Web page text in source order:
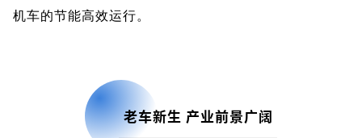
机车的节能高效运行。
老车新生 产业前景广阔